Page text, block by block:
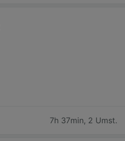
7h 37min, 2 Umst.